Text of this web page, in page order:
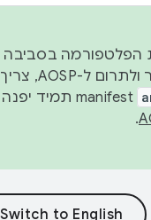
הפלטפורמה בסביבה
העסקית, נפרסם קוד מקור ב-AOSP ברבעון השני וברבעון הרביעי. כדי ליצור ולתרום ל-AOSP, צריך
manifest תמיד יפנה
.